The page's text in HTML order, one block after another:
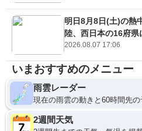
明日8月8日(土)の
陸、西日本の16府県
2026.08.07 17:06
いまおすすめのメニュー
雨雲レーダー
現在の雨雲の動きと60時間先の
2週間天気